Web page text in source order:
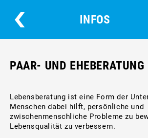
INFOS
PAAR- UND EHEBERATUNG
Lebensberatung ist eine Form der
Menschen dabei hilft, persönliche und
zwischenmenschliche Probleme zu
Lebensqualität zu verbessern.